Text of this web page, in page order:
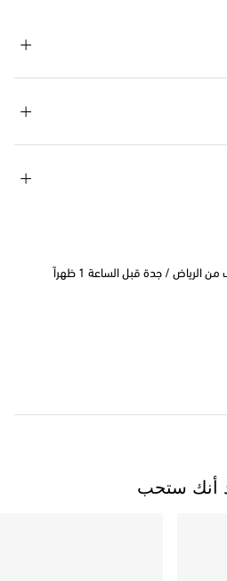
/ جدة قبل الساعة 1 ظهراً
أنك ستحب